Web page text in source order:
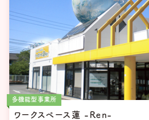
多機能型事業所
ワークスペース蓮 -Ren-